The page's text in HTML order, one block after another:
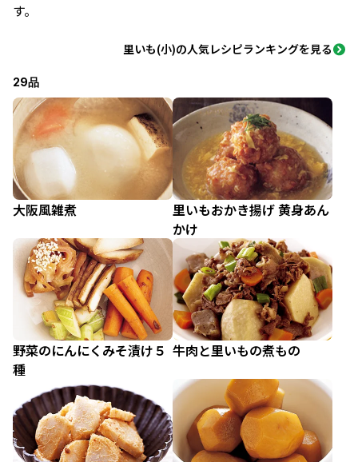
す。
里いも(小)の人気レシピランキングを見る
29品
大阪風雑煮
里いもおかき揚げ 黄身あん
かけ
野菜のにんにくみそ漬け５
種
牛肉と里いもの煮もの